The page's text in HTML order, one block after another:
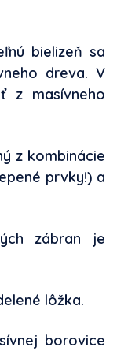
bielizeň sa
dreva. V
z masívneho
z kombinácie
prvky!) a
zábran je
lôžka.
borovice